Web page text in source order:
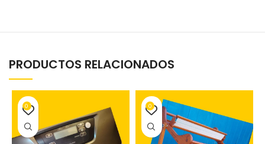
PRODUCTOS RELACIONADOS
0 0